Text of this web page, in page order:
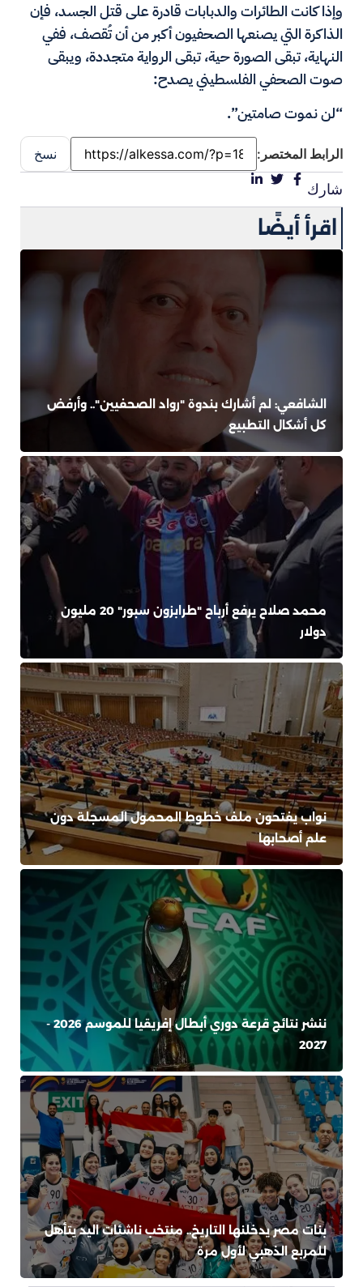
وإذا كانت الطائرات والدبابات قادرة على قتل الجسد، فإن
الذاكرة التي يصنعها الصحفيون أكبر من أن تُقصف، ففي
النهاية، تبقى الصورة حية، تبقى الرواية متجددة، ويبقى
صوت الصحفي الفلسطيني يصدح:
“لن نموت صامتين”.
الرابط المختصر: نسخ
شارك
اقرأ أيضًا
الشافعي: لم أشارك بندوة "رواد الصحفيين".. وأرفض
كل أشكال التطبيع
محمد صلاح يرفع أرباح "طرابزون سبور" 20 مليون
دولار
نواب يفتحون ملف خطوط المحمول المسجلة دون
علم أصحابها
ننشر نتائج قرعة دوري أبطال إفريقيا للموسم 2026 -
2027
بنات مصر يدخلنها التاريخ.. منتخب ناشئات اليد يتأهل
للمربع الذهبي لأول مرة